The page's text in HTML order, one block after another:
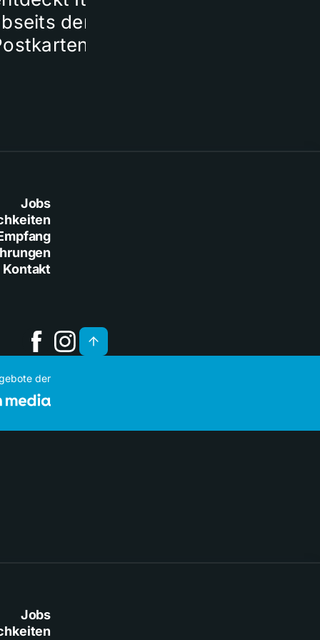
der
Jobs
Kontakt
der
Jobs